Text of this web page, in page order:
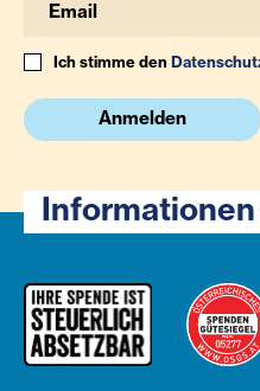
Ich stimme den
Anmelden
Informationen